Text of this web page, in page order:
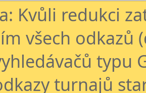
Kvůli redukci
všech odkazů
typu
turnajů